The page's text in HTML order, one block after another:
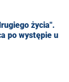
życia".
po występie u